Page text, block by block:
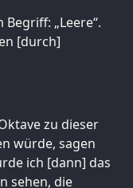
„Leere“.
[durch]
zu dieser
würde, sagen
ich [dann] das
sehen, die